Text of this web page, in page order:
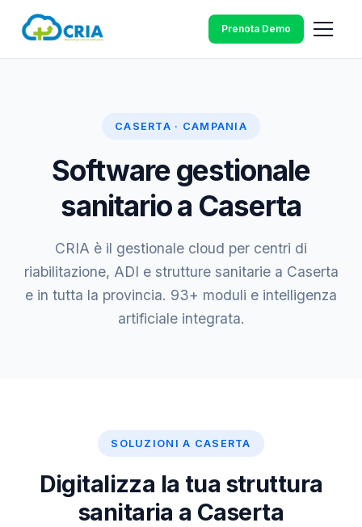
Prenota Demo
CASERTA · CAMPANIA
Software gestionale
sanitario a Caserta
CRIA è il gestionale cloud per centri di
riabilitazione, ADI e strutture sanitarie a Caserta
e in tutta la provincia. 93+ moduli e intelligenza
artificiale integrata.
SOLUZIONI A CASERTA
Digitalizza la tua struttura
sanitaria a Caserta